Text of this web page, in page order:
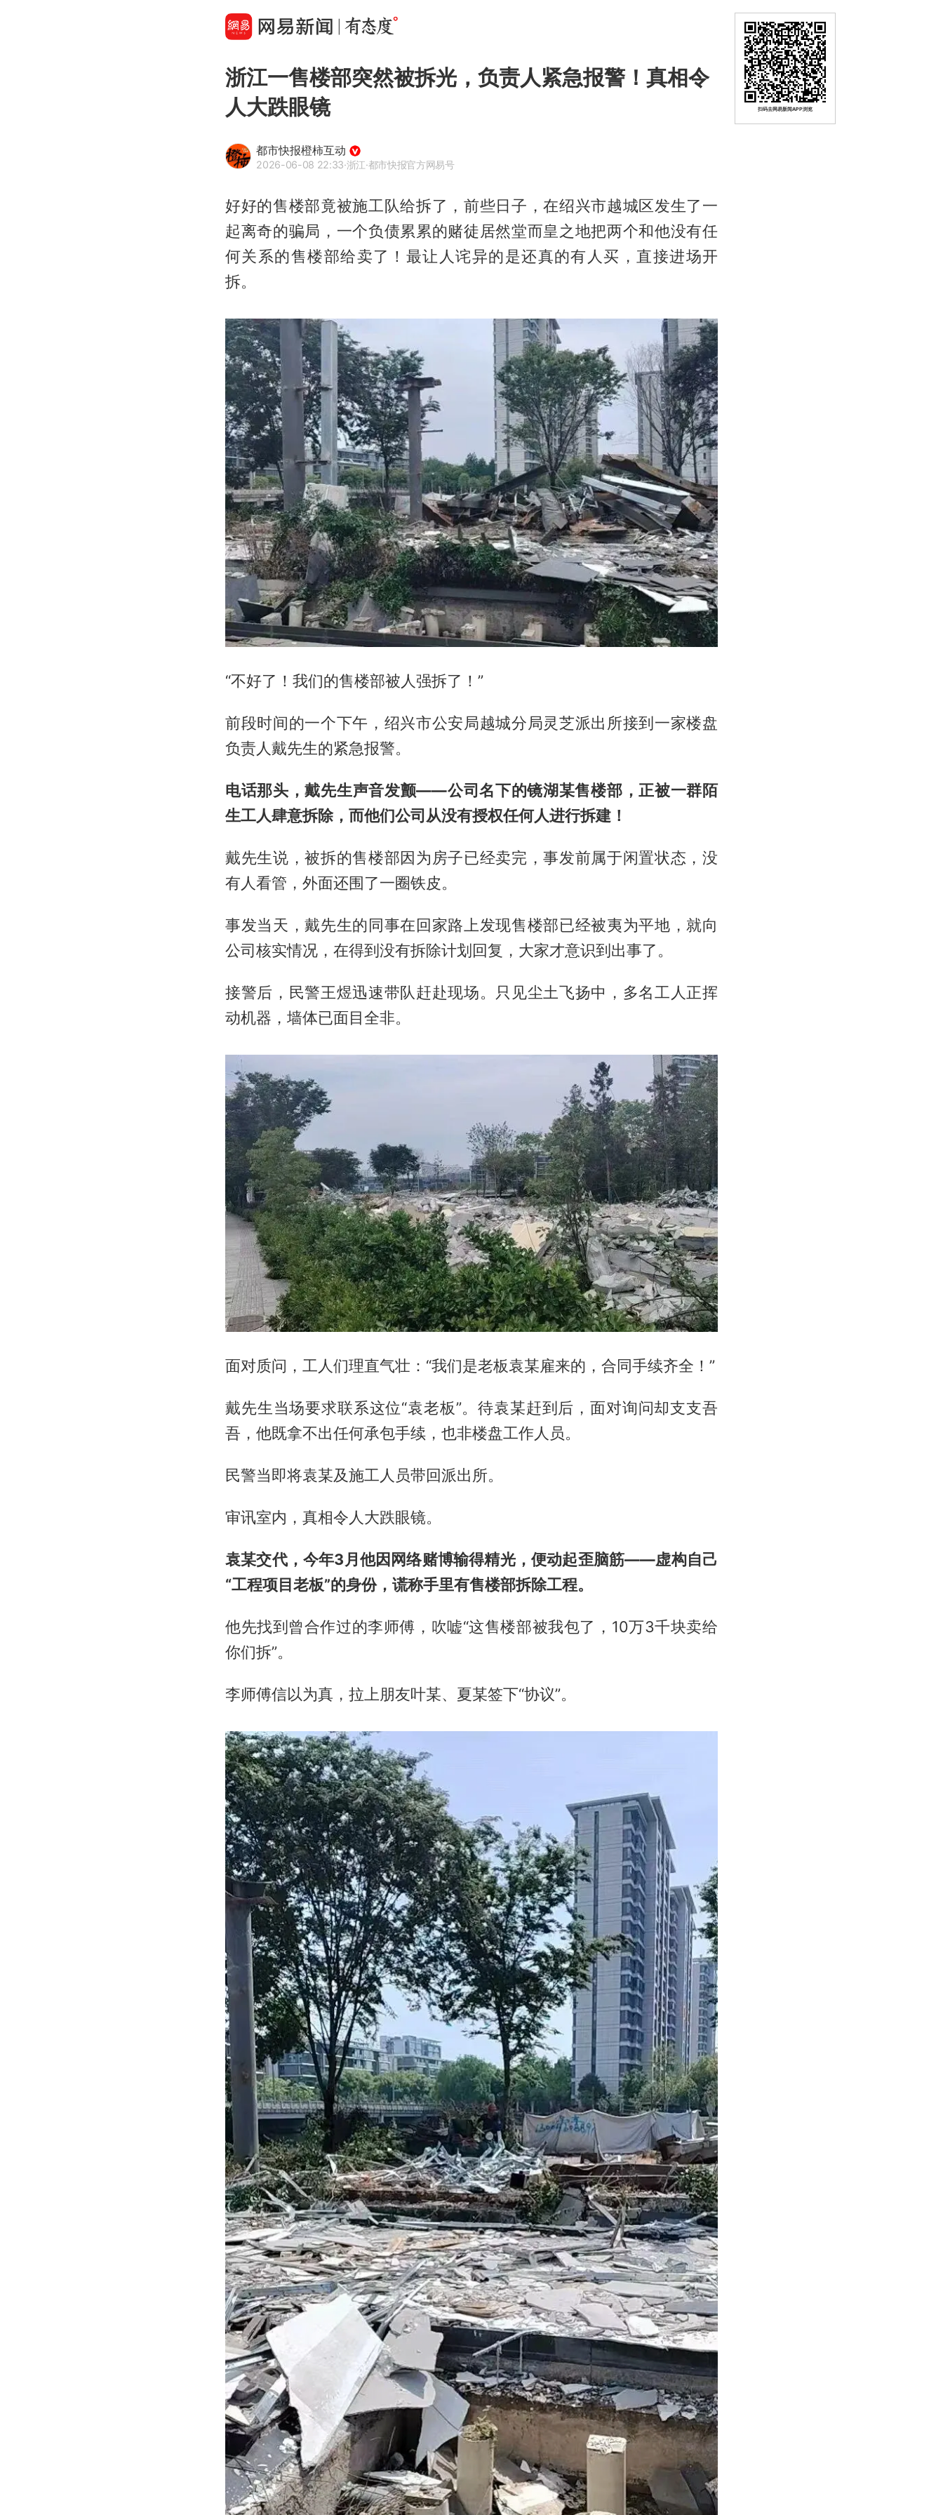
浙江一售楼部突然被拆光，负责人紧急报警！真相令
人大跌眼镜
都市快报橙柿互动
2026-06-08 22:33·浙江·都市快报官方网易号
好好的售楼部竟被施工队给拆了，前些日子，在绍兴市越城区发生了一
起离奇的骗局，一个负债累累的赌徒居然堂而皇之地把两个和他没有任
何关系的售楼部给卖了！最让人诧异的是还真的有人买，直接进场开
拆。
“不好了！我们的售楼部被人强拆了！”
前段时间的一个下午，绍兴市公安局越城分局灵芝派出所接到一家楼盘
负责人戴先生的紧急报警。
电话那头，戴先生声音发颤——公司名下的镜湖某售楼部，正被一群陌
生工人肆意拆除，而他们公司从没有授权任何人进行拆建！
戴先生说，被拆的售楼部因为房子已经卖完，事发前属于闲置状态，没
有人看管，外面还围了一圈铁皮。
事发当天，戴先生的同事在回家路上发现售楼部已经被夷为平地，就向
公司核实情况，在得到没有拆除计划回复，大家才意识到出事了。
接警后，民警王煜迅速带队赶赴现场。只见尘土飞扬中，多名工人正挥
动机器，墙体已面目全非。
面对质问，工人们理直气壮：“我们是老板袁某雇来的，合同手续齐全！”
戴先生当场要求联系这位“袁老板”。待袁某赶到后，面对询问却支支吾
吾，他既拿不出任何承包手续，也非楼盘工作人员。
民警当即将袁某及施工人员带回派出所。
审讯室内，真相令人大跌眼镜。
袁某交代，今年3月他因网络赌博输得精光，便动起歪脑筋——虚构自己
“工程项目老板”的身份，谎称手里有售楼部拆除工程。
他先找到曾合作过的李师傅，吹嘘“这售楼部被我包了，10万3千块卖给
你们拆”。
李师傅信以为真，拉上朋友叶某、夏某签下“协议”。
扫码去网易新闻APP浏览